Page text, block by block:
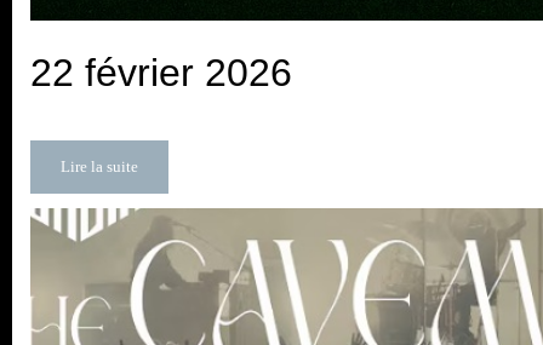
22 février 2026
Lire la suite